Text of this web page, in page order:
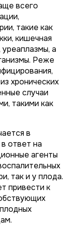
всего
такие как
кишечная
а
Реже
хронических
случаи
такими как
в
ответ на
агенты
так и у плода.
привести к